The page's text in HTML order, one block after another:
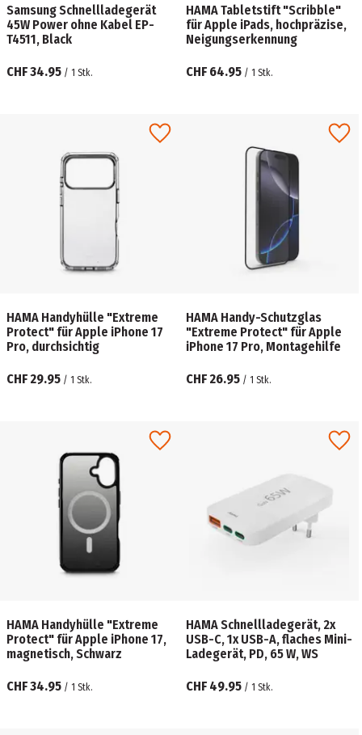
Samsung Schnellladegerät
45W Power ohne Kabel EP-
T4511, Black
CHF 34.95 / 1 Stk.
HAMA Tabletstift "Scribble"
für Apple iPads, hochpräzise,
Neigungserkennung
CHF 64.95 / 1 Stk.
HAMA Handyhülle "Extreme
Protect" für Apple iPhone 17
Pro, durchsichtig
CHF 29.95 / 1 Stk.
HAMA Handy-Schutzglas
"Extreme Protect" für Apple
iPhone 17 Pro, Montagehilfe
CHF 26.95 / 1 Stk.
HAMA Handyhülle "Extreme
Protect" für Apple iPhone 17,
magnetisch, Schwarz
CHF 34.95 / 1 Stk.
HAMA Schnellladegerät, 2x
USB-C, 1x USB-A, flaches Mini-
Ladegerät, PD, 65 W, WS
CHF 49.95 / 1 Stk.